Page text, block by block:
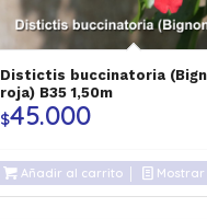
Distictis buccinatoria
roja) B35 1,50m
$45.000
Añadir al carrito